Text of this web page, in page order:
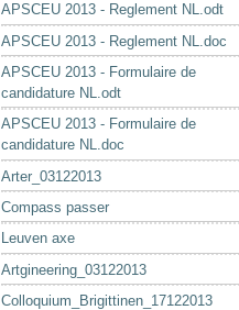
APSCEU 2013 - Reglement NL.odt
APSCEU 2013 - Reglement NL.doc
APSCEU 2013 - Formulaire de
candidature NL.odt
APSCEU 2013 - Formulaire de
candidature NL.doc
Arter_03122013
Compass passer
Leuven axe
Artgineering_03122013
Colloquium_Brigittinen_17122013